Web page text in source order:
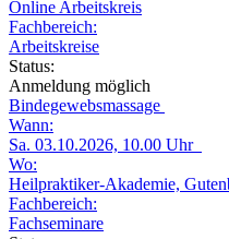
Online Arbeitskreis
Fachbereich:
Arbeitskreise
Status:
Anmeldung möglich
Bindegewebsmassage
Wann:
Sa. 03.10.2026, 10.00 Uhr
Wo:
Heilpraktiker-Akademie,
Fachbereich:
Fachseminare